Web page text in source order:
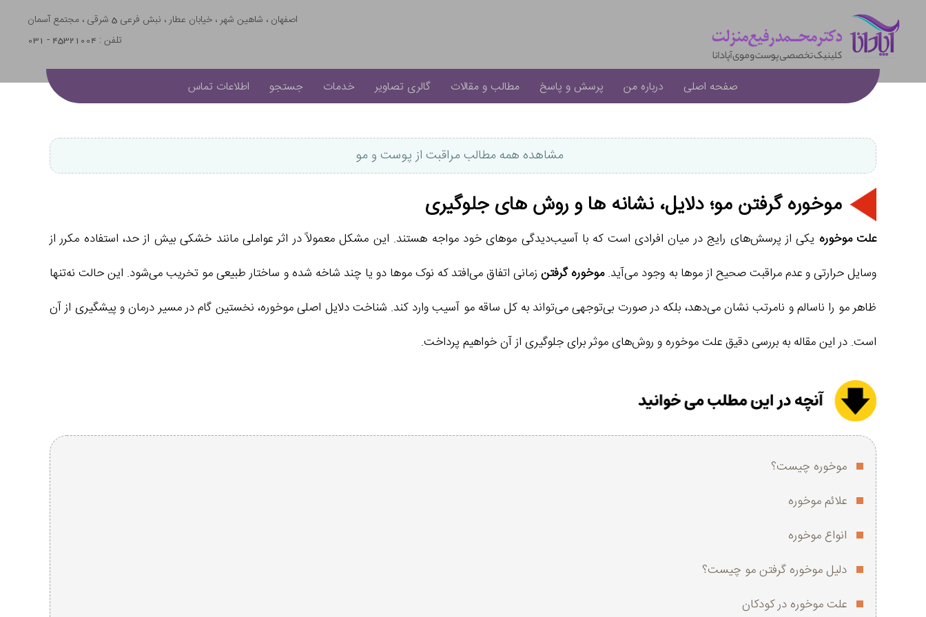
اصفهان ، شاهین شهر ، خیابان عطار ، نبش فرعی 5 شرقی ، مجتمع آسمان
تلفن : 45321004 - 031
صفحه اصلی درباره من پرسش و پاسخ مطالب و مقالات گالری تصاویر خدمات جستجو اطلاعات تماس
مشاهده همه مطالب مراقبت از پوست و مو
موخوره گرفتن مو؛ دلایل، نشانه ها و روش های جلوگیری
علت موخوره یکی از پرسش‌های رایج در میان افرادی است که با آسیب‌دیدگی موهای خود مواجه هستند. این مشکل معمولاً در اثر عواملی مانند خشکی بیش از حد، استفاده مکرر از
وسایل حرارتی و عدم مراقبت صحیح از موها به وجود می‌آید.موخوره گرفتن زمانی اتفاق می‌افتد که نوک موها دو یا چند شاخه شده و ساختار طبیعی مو تخریب می‌شود. این حالت نه‌تنها
ظاهر مو را ناسالم و نامرتب نشان می‌دهد، بلکه در صورت بی‌توجهی می‌تواند به کل ساقه مو آسیب وارد کند. شناخت دلایل اصلی موخوره، نخستین گام در مسیر درمان و پیشگیری از آن
است. در این مقاله به بررسی دقیق علت موخوره و روش‌های موثر برای جلوگیری از آن خواهیم پرداخت.
موخوره چیست؟
علائم موخوره
انواع موخوره
دلیل موخوره گرفتن مو چیست؟
علت موخوره در کودکان